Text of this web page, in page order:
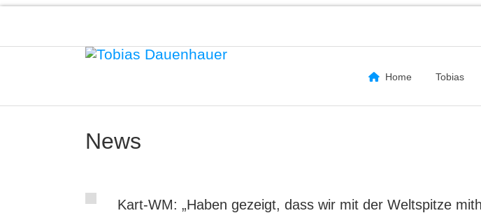
Home Tobias
News
Kart-WM: „Haben gezeigt, dass wir mit der Weltspitze